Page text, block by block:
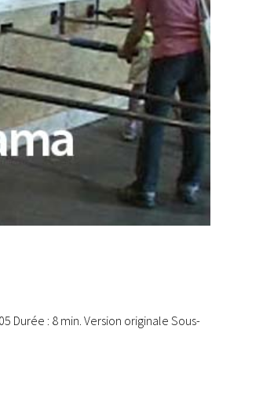
Durée : 8 min. Version originale Sous-